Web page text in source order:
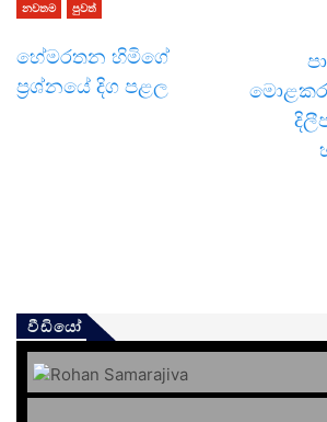
නවතම පුවත්
හේමරතන හිමිගේ
ප්‍රශ්නයේ දිග පළල
මොළකරු
වීඩියෝ